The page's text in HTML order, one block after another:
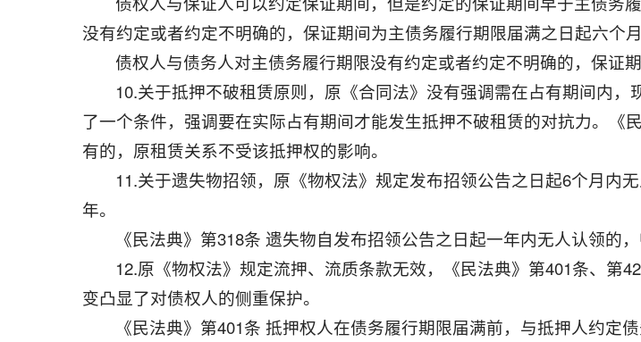
没有约定或者约定不明确的，保证期间为主债务履行期限届满之日起六个月
债权人与债务人对主债务履行期限没有约定或者约定不明确的，保证
10.关于抵押不破租赁原则，原《合同法》没有强调需在占有期间内
了一个条件，强调要在实际占有期间才能发生抵押不破租赁的对抗力。
有的，原租赁关系不受该抵押权的影响。
11.关于遗失物招领，原《物权法》规定发布招领公告之日起6个月内
年。
《民法典》第318条 遗失物自发布招领公告之日起一年内无人认领的，
12.原《物权法》规定流押、流质条款无效，《民法典》第401条、第
变凸显了对债权人的侧重保护。
《民法典》第401条 抵押权人在债务履行期限届满前，与抵押人约